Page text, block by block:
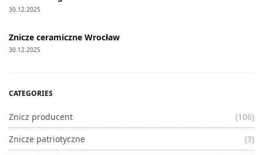
30.12.2025
Znicze ceramiczne Wrocław
30.12.2025
CATEGORIES
Znicz producent
(106)
Znicze patriotyczne
(3)